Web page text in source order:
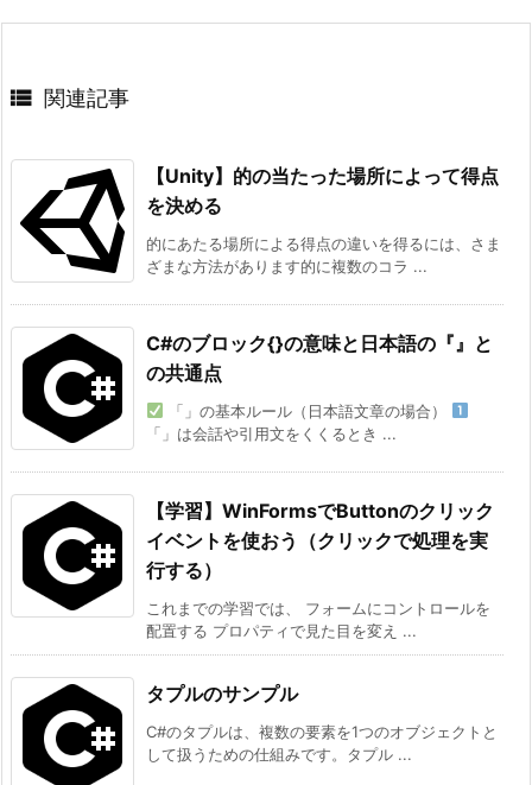
 関連記事
【Unity】的の当たった場所によって得点
を決める
的にあたる場所による得点の違いを得るには、さま
ざまな方法があります的に複数のコラ ...
C#のブロック{}の意味と日本語の『』と
の共通点
「」の基本ルール（日本語文章の場合）
「」は会話や引用文をくくるとき ...
【学習】WinFormsでButtonのクリック
イベントを使おう（クリックで処理を実
行する）
これまでの学習では、 フォームにコントロールを
配置する プロパティで見た目を変え ...
タプルのサンプル
C#のタプルは、複数の要素を1つのオブジェクトと
して扱うための仕組みです。タプル ...